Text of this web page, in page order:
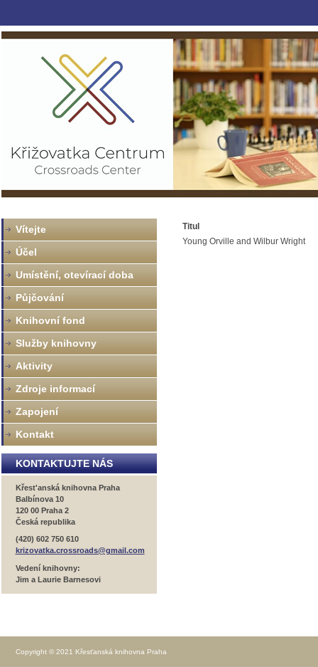
Titul
Young Orville and Wilbur Wright
Vítejte
Účel
Umístění, otevírací doba
Půjčování
Knihovní fond
Služby knihovny
Aktivity
Zdroje informací
Zapojení
Kontakt
KONTAKTUJTE NÁS
Křest'anská knihovna Praha
Balbínova 10
120 00 Praha 2
Česká republika
(420) 602 750 610
krizovatka.crossroads@gmail.com
Vedení knihovny:
Jim a Laurie Barnesovi
Copyright © 2021 Křesťanská knihovna Praha